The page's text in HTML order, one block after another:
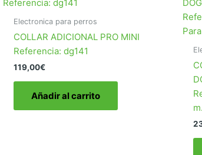
Electronica para perros
COLLAR ADICIONAL PRO MINI
Referencia: dg141
119,00€
Añadir al carrito